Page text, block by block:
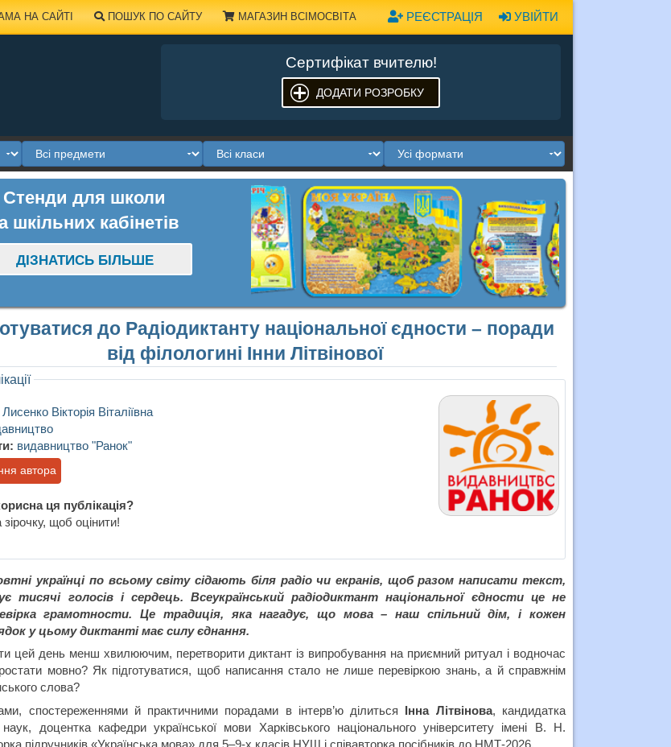
УВІЙТИ
РЕЄСТРАЦІЯ
НА САЙТІ ПОШУК ПО САЙТУ МАГАЗИН ВСІМОСВІТА
Сертифікат вчителю!
ДОДАТИ РОЗРОБКУ
Стенди для школи
шкільних кабінетів
ДІЗНАТИСЬ БІЛЬШЕ
до Радіодиктанту національної єдности – поради
від філологині Інни Літвінової
Лисенко Вікторія Віталіївна
видавництво "Ранок"
автора
ця публікація?
зірочку, щоб оцінити!
українці по всьому світу сідають біля радіо чи екранів, щоб разом написати текст,
тисячі голосів і сердець. Всеукраїнський радіодиктант національної єдности це не
грамотности. Це традиція, яка нагадує, що мова – наш спільний дім, і кожен
у цьому диктанті має силу єднання.
цей день менш хвилюючим, перетворити диктант із випробування на приємний ритуал і водночас
мовно? Як підготуватися, щоб написання стало не лише перевіркою знань, а й справжнім
слова?
спостереженнями й практичними порадами в інтерв’ю ділиться Інна Літвінова, кандидатка
наук, доцентка кафедри української мови Харківського національного університету імені В. Н.
підручників «Українська мова» для 5–9-х класів НУШ і співавторка посібників до НМТ-2026.